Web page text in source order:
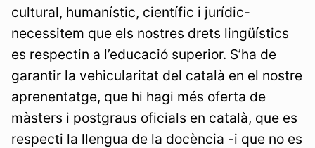
cultural, humanístic, científic i jurídic-
necessitem que els nostres drets lingüístics
es respectin a l’educació superior. S’ha de
garantir la vehicularitat del català en el nostre
aprenentatge, que hi hagi més oferta de
màsters i postgraus oficials en català, que es
respecti la llengua de la docència -i que no es